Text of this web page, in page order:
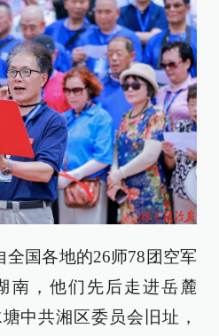
全国各地的26师78团空军
南，他们先后走进岳麓
中共湘区委员会旧址，